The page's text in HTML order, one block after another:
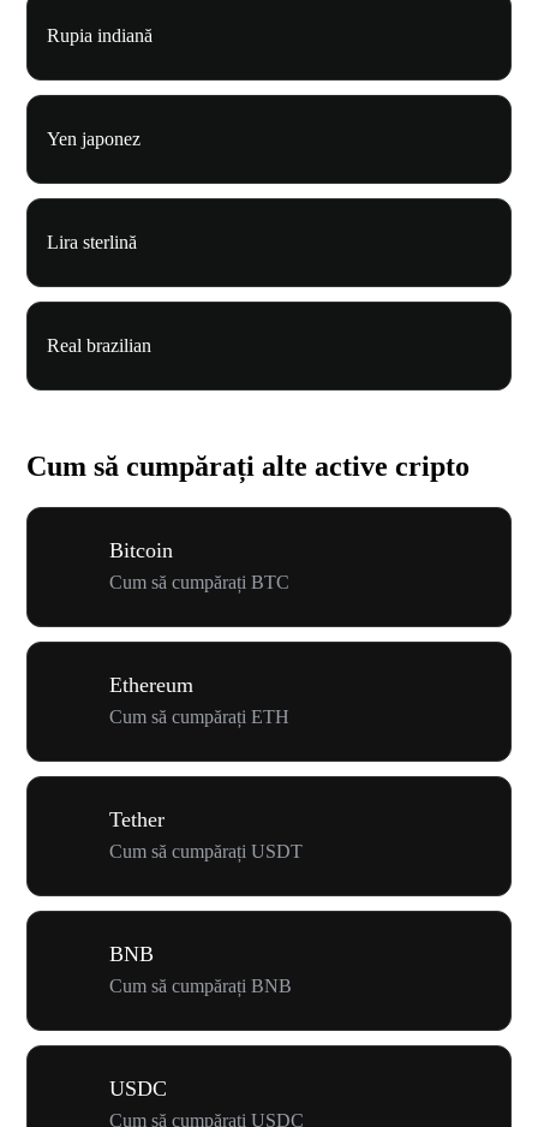
Rupia indiană
Yen japonez
Lira sterlină
Real brazilian
Cum să cumpărați alte active cripto
Bitcoin
Cum să cumpărați BTC
Ethereum
Cum să cumpărați ETH
Tether
Cum să cumpărați USDT
BNB
Cum să cumpărați BNB
USDC
Cum să cumpărați USDC